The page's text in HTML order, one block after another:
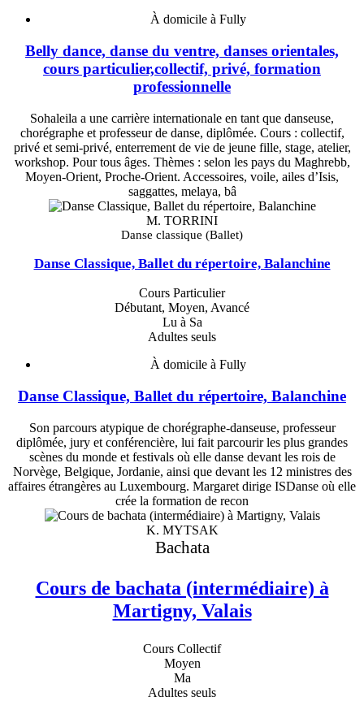
À domicile à Fully
Belly dance, danse du ventre, danses orientales,
cours particulier,collectif, privé, formation
professionnelle
Sohaleila a une carrière internationale en tant que danseuse,
chorégraphe et professeur de danse, diplômée. Cours : collectif,
privé et semi-privé, enterrement de vie de jeune fille, stage, atelier,
workshop. Pour tous âges. Thèmes : selon les pays du Maghrebb,
Moyen-Orient, Proche-Orient. Accessoires, voile, ailes d’Isis,
saggattes, melaya, bâ
M. TORRINI
Danse classique (Ballet)
Danse Classique, Ballet du répertoire, Balanchine
Cours Particulier
Débutant, Moyen, Avancé
Lu à Sa
Adultes seuls
À domicile à Fully
Danse Classique, Ballet du répertoire, Balanchine
Son parcours atypique de chorégraphe-danseuse, professeur
diplômée, jury et conférencière, lui fait parcourir les plus grandes
scènes du monde et festivals où elle danse devant les rois de
Norvège, Belgique, Jordanie, ainsi que devant les 12 ministres des
affaires étrangères au Luxembourg. Margaret dirige ISDanse où elle
crée la formation de recon
K. MYTSAK
Bachata
Cours de bachata (intermédiaire) à
Martigny, Valais
Cours Collectif
Moyen
Ma
Adultes seuls